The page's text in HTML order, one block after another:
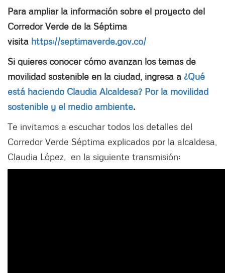
Para ampliar la información sobre el proyecto del
Corredor Verde de la Séptima
visita https://septimaverde.gov.co/
Si quieres conocer cómo avanzan los temas de
movilidad sostenible en la ciudad, ingresa a ¿Qué
está haciendo Claudia Alcaldesa? Por la movilidad
sostenible y el medio ambiente.
Te invitamos a escuchar todos los detalles del
Corredor Verde Séptima explicados por la alcaldesa,
Claudia López, en la siguiente transmisión: